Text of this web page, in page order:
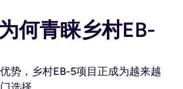
何青睐乡村EB-
势，乡村EB-5项目正成为越来越